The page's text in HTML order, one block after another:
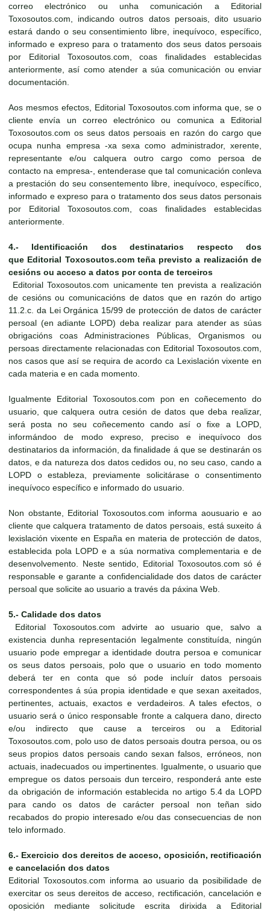
correo electrónico ou unha comunicación a Editorial
Toxosoutos.com, indicando outros datos persoais, dito usuario
estará dando o seu consentimiento libre, inequívoco, específico,
informado e expreso para o tratamento dos seus datos persoais
por Editorial Toxosoutos.com, coas finalidades establecidas
anteriormente, así como atender a súa comunicación ou enviar
documentación.
Aos mesmos efectos, Editorial Toxosoutos.com informa que, se o
cliente envía un correo electrónico ou comunica a Editorial
Toxosoutos.com os seus datos persoais en razón do cargo que
ocupa nunha empresa -xa sexa como administrador, xerente,
representante e/ou calquera outro cargo como persoa de
contacto na empresa-, entenderase que tal comunicación conleva
a prestación do seu consentemento libre, inequívoco, específico,
informado e expreso para o tratamento dos seus datos personais
por Editorial Toxosoutos.com, coas finalidades establecidas
anteriormente.
4.- Identificación dos destinatarios respecto dos
que Editorial Toxosoutos.com teña previsto a realización de
cesións ou acceso a datos por conta de terceiros
Editorial Toxosoutos.com unicamente ten prevista a realización
de cesións ou comunicacións de datos que en razón do artigo
11.2.c. da Lei Orgánica 15/99 de protección de datos de carácter
persoal (en adiante LOPD) deba realizar para atender as súas
obrigacións coas Administraciones Públicas, Organismos ou
persoas directamente relacionadas con Editorial Toxosoutos.com,
nos casos que así se requira de acordo ca Lexislación vixente en
cada materia e en cada momento.
Igualmente Editorial Toxosoutos.com pon en coñecemento do
usuario, que calquera outra cesión de datos que deba realizar,
será posta no seu coñecemento cando así o fixe a LOPD,
informándoo de modo expreso, preciso e inequívoco dos
destinatarios da información, da finalidade á que se destinarán os
datos, e da natureza dos datos cedidos ou, no seu caso, cando a
LOPD o estableza, previamente solicitárase o consentimento
inequívoco específico e informado do usuario.
Non obstante, Editorial Toxosoutos.com informa aousuario e ao
cliente que calquera tratamento de datos persoais, está suxeito á
lexislación vixente en España en materia de protección de datos,
establecida pola LOPD e a súa normativa complementaria e de
desenvolvemento. Neste sentido, Editorial Toxosoutos.com só é
responsable e garante a confidencialidade dos datos de carácter
persoal que solicite ao usuario a través da páxina Web.
5.- Calidade dos datos
Editorial Toxosoutos.com advirte ao usuario que, salvo a
existencia dunha representación legalmente constituída, ningún
usuario pode empregar a identidade doutra persoa e comunicar
os seus datos persoais, polo que o usuario en todo momento
deberá ter en conta que só pode incluír datos persoais
correspondentes á súa propia identidade e que sexan axeitados,
pertinentes, actuais, exactos e verdadeiros. A tales efectos, o
usuario será o único responsable fronte a calquera dano, directo
e/ou indirecto que cause a terceiros ou a Editorial
Toxosoutos.com, polo uso de datos persoais doutra persoa, ou os
seus propios datos persoais cando sexan falsos, erróneos, non
actuais, inadecuados ou impertinentes. Igualmente, o usuario que
empregue os datos persoais dun terceiro, responderá ante este
da obrigación de información establecida no artigo 5.4 da LOPD
para cando os datos de carácter persoal non teñan sido
recabados do propio interesado e/ou das consecuencias de non
telo informado.
6.- Exercicio dos dereitos de acceso, oposición, rectificación
e cancelación dos datos
Editorial Toxosoutos.com informa ao usuario da posibilidade de
exercitar os seus dereitos de acceso, rectificación, cancelación e
oposición mediante solicitude escrita dirixida a Editorial